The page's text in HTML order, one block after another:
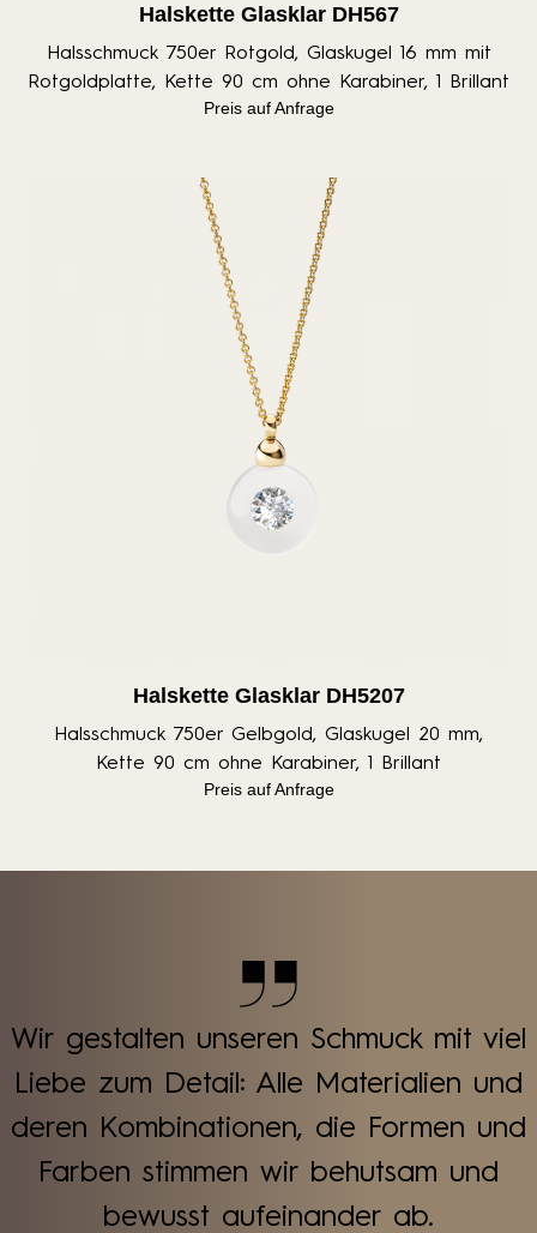
Halskette Glasklar DH567
Halsschmuck 750er Rotgold, Glaskugel 16 mm mit
Rotgoldplatte, Kette 90 cm ohne Karabiner, 1 Brillant
Preis auf Anfrage
Halskette Glasklar DH5207
Halsschmuck 750er Gelbgold, Glaskugel 20 mm,
Kette 90 cm ohne Karabiner, 1 Brillant
Preis auf Anfrage
Wir gestalten unseren Schmuck mit viel
Liebe zum Detail: Alle Materialien und
deren Kombinationen, die Formen und
Farben stimmen wir behutsam und
bewusst aufeinander ab.